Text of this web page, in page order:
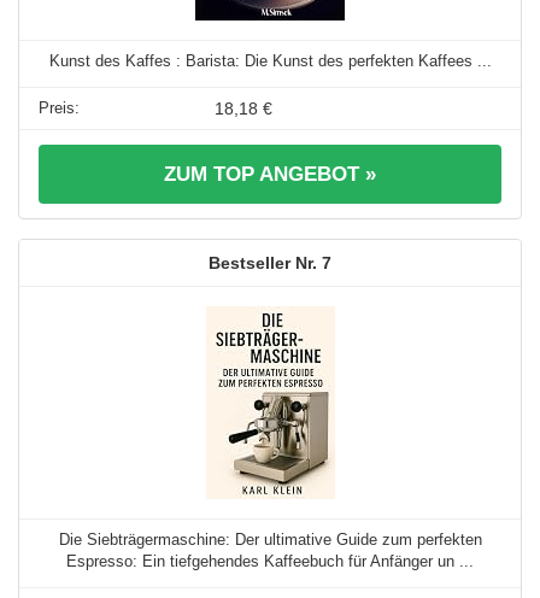
Kunst des Kaffes : Barista: Die Kunst des perfekten Kaffees ...
18,18 €
ZUM TOP ANGEBOT »
7
Die Siebträgermaschine: Der ultimative Guide zum perfekten
Espresso: Ein tiefgehendes Kaffeebuch für Anfänger un ...